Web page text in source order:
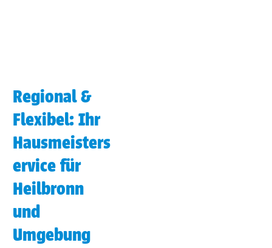
Regional &
Flexibel: Ihr
Hausmeisters
ervice für
Heilbronn
und
Umgebung